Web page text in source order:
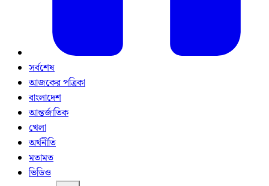
সর্বশেষ
আজকের পত্রিকা
বাংলাদেশ
আন্তর্জাতিক
খেলা
অর্থনীতি
মতামত
ভিডিও